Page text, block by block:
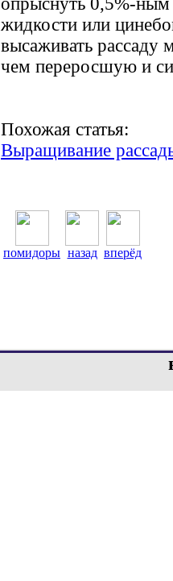
жидкости или
высаживать рассаду
чем переросшую и
Похожая статья:
Выращивание
помидоры назад вперёд